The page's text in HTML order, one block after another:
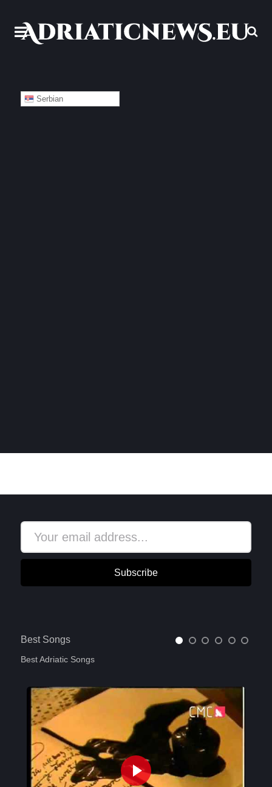
Serbian
Subscribe
Best Songs
Best Adriatic Songs